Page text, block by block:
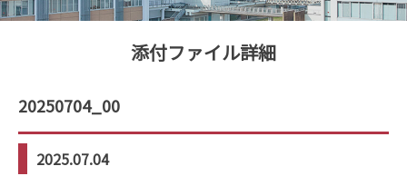
添付ファイル詳細
20250704_00
2025.07.04